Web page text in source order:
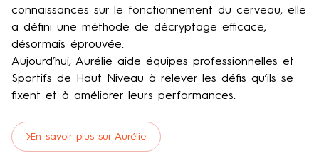
connaissances sur le fonctionnement du cerveau, elle
a défini une méthode de décryptage efficace,
désormais éprouvée.
Aujourd’hui, Aurélie aide équipes professionnelles et
Sportifs de Haut Niveau à relever les défis qu’ils se
fixent et à améliorer leurs performances.
En savoir plus sur Aurélie